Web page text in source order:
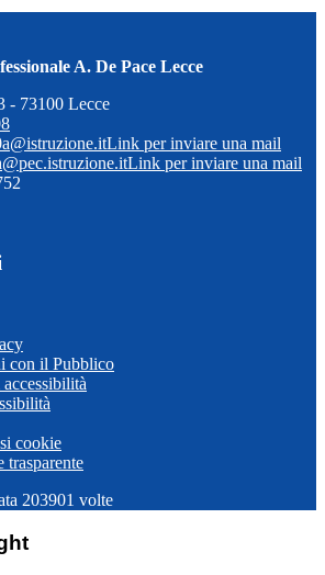
A. De Pace Lecce
- 73100 Lecce
Link per inviare una mail
Link per inviare una mail
con il Pubblico
cookie
trasparente
203901 volte